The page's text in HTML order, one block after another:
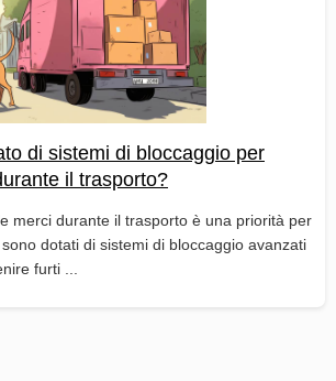
di sistemi di bloccaggio per
il trasporto?
merci durante il trasporto è una priorità per
dotati di sistemi di bloccaggio avanzati
furti ...